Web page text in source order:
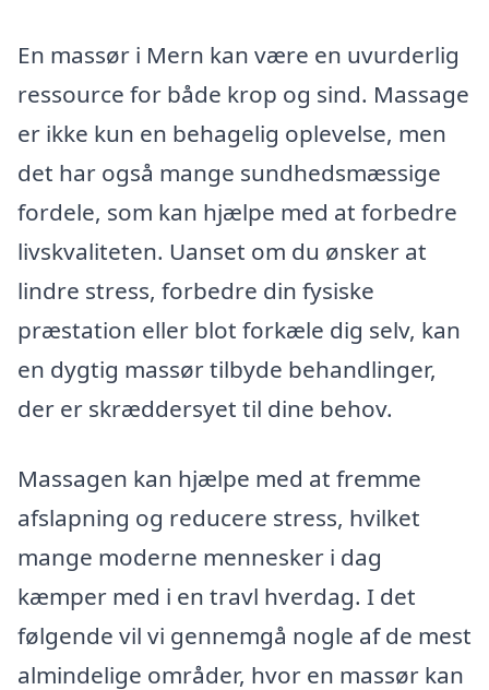
En massør i Mern kan være en uvurderlig
ressource for både krop og sind. Massage
er ikke kun en behagelig oplevelse, men
det har også mange sundhedsmæssige
fordele, som kan hjælpe med at forbedre
livskvaliteten. Uanset om du ønsker at
lindre stress, forbedre din fysiske
præstation eller blot forkæle dig selv, kan
en dygtig massør tilbyde behandlinger,
der er skræddersyet til dine behov.
Massagen kan hjælpe med at fremme
afslapning og reducere stress, hvilket
mange moderne mennesker i dag
kæmper med i en travl hverdag. I det
følgende vil vi gennemgå nogle af de mest
almindelige områder, hvor en massør kan